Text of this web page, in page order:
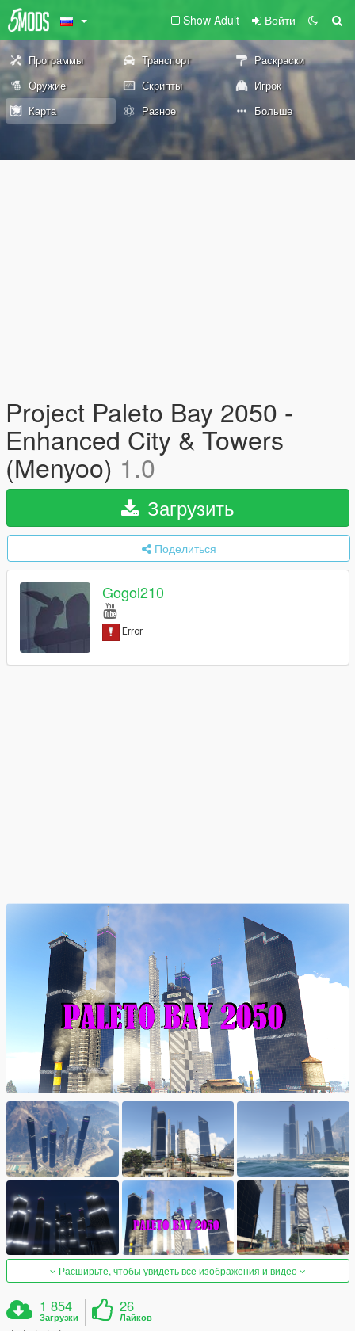
Show Adult Войти
Программы Транспорт
Раскраски
Оружие
Скрипты
Игрок
Карта
Разное Больше
Project Paleto Bay 2050 -
Enhanced City & Towers
(Menyoo) 1.0
Загрузить
Поделиться
Gogol210
Расширьте, чтобы увидеть все изображения и видео
1 854
Загрузки
26
Лайков